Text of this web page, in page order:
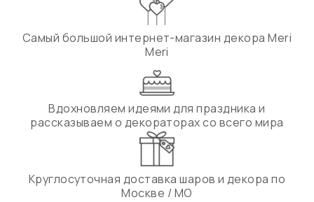
Самый большой интернет-магазин декора Meri
Meri
Вдохновляем идеями для праздника и
рассказываем о декораторах со всего мира
Круглосуточная доставка шаров и декора по
Москве / МО